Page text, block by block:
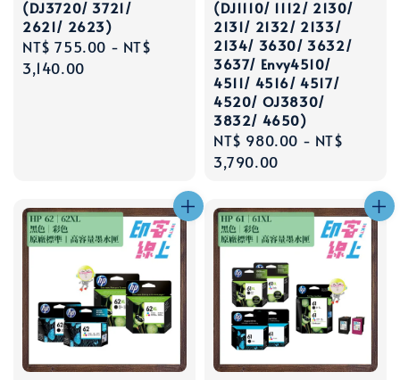
(DJ3720/ 3721/
2621/ 2623)
Regular
price
NT$ 755.00 - NT$
3,140.00
(DJ1110/ 1112/ 2130/
2131/ 2132/ 2133/
2134/ 3630/ 3632/
3637/ Envy4510/
4511/ 4516/ 4517/
4520/ OJ3830/
3832/ 4650)
Regular
price
NT$ 980.00 - NT$
3,790.00